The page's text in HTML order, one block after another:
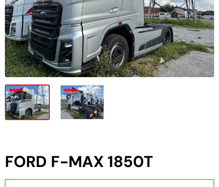
FORD F-MAX 1850T